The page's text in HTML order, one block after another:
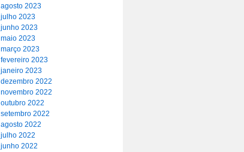
agosto 2023
julho 2023
junho 2023
maio 2023
março 2023
fevereiro 2023
janeiro 2023
dezembro 2022
novembro 2022
outubro 2022
setembro 2022
agosto 2022
julho 2022
junho 2022